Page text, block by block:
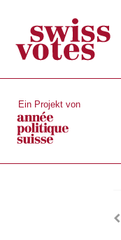
Ein Projekt von